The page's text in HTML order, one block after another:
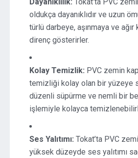
oldukça dayanıklıdır ve uzun
türlü darbeye, aşınmaya ve ağır
direnç gösterirler.
Kolay Temizlik: PVC zemin
temizliği kolay olan bir yüzeye
düzenli süpürme ve nemli bir
işlemiyle kolayca
Ses Yalıtımı: Tokat’ta PVC
yüksek düzeyde ses yalıtımı